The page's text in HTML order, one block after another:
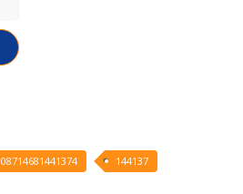
08714681441374
144137